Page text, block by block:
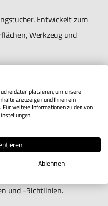
mit dem Produkt vertraute
geeignet.
zu Schäden und
1,7051 HR
Entwickelt zum
Werkzeug und
Tinte, Silikon, Klebstoff
Sicherheitsdatenblatt
und -Richtlinien.
platzieren, um unsere
anzuzeigen und Ihnen ein
weitere Informationen zu den von
Ablehnen